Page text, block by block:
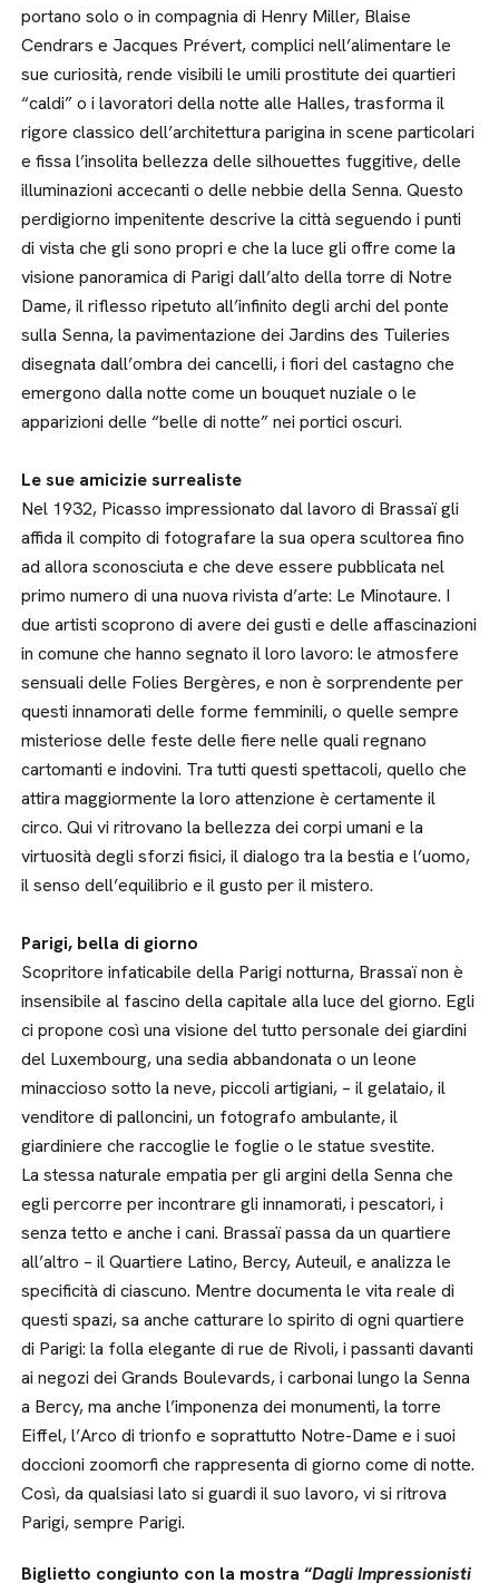
portano solo o in compagnia di Henry Miller, Blaise
Cendrars e Jacques Prévert, complici nell’alimentare le
sue curiosità, rende visibili le umili prostitute dei quartieri
“caldi” o i lavoratori della notte alle Halles, trasforma il
rigore classico dell’architettura parigina in scene particolari
e fissa l’insolita bellezza delle silhouettes fuggitive, delle
illuminazioni accecanti o delle nebbie della Senna. Questo
perdigiorno impenitente descrive la città seguendo i punti
di vista che gli sono propri e che la luce gli offre come la
visione panoramica di Parigi dall’alto della torre di Notre
Dame, il riflesso ripetuto all’infinito degli archi del ponte
sulla Senna, la pavimentazione dei Jardins des Tuileries
disegnata dall’ombra dei cancelli, i fiori del castagno che
emergono dalla notte come un bouquet nuziale o le
apparizioni delle “belle di notte” nei portici oscuri.
Le sue amicizie surrealiste
Nel 1932, Picasso impressionato dal lavoro di Brassaï gli
affida il compito di fotografare la sua opera scultorea fino
ad allora sconosciuta e che deve essere pubblicata nel
primo numero di una nuova rivista d’arte: Le Minotaure. I
due artisti scoprono di avere dei gusti e delle affascinazioni
in comune che hanno segnato il loro lavoro: le atmosfere
sensuali delle Folies Bergères, e non è sorprendente per
questi innamorati delle forme femminili, o quelle sempre
misteriose delle feste delle fiere nelle quali regnano
cartomanti e indovini. Tra tutti questi spettacoli, quello che
attira maggiormente la loro attenzione è certamente il
circo. Qui vi ritrovano la bellezza dei corpi umani e la
virtuosità degli sforzi fisici, il dialogo tra la bestia e l’uomo,
il senso dell’equilibrio e il gusto per il mistero.
Parigi, bella di giorno
Scopritore infaticabile della Parigi notturna, Brassaï non è
insensibile al fascino della capitale alla luce del giorno. Egli
ci propone così una visione del tutto personale dei giardini
del Luxembourg, una sedia abbandonata o un leone
minaccioso sotto la neve, piccoli artigiani, – il gelataio, il
venditore di palloncini, un fotografo ambulante, il
giardiniere che raccoglie le foglie o le statue svestite.
La stessa naturale empatia per gli argini della Senna che
egli percorre per incontrare gli innamorati, i pescatori, i
senza tetto e anche i cani. Brassaï passa da un quartiere
all’altro – il Quartiere Latino, Bercy, Auteuil, e analizza le
specificità di ciascuno. Mentre documenta le vita reale di
questi spazi, sa anche catturare lo spirito di ogni quartiere
di Parigi: la folla elegante di rue de Rivoli, i passanti davanti
ai negozi dei Grands Boulevards, i carbonai lungo la Senna
a Bercy, ma anche l’imponenza dei monumenti, la torre
Eiffel, l’Arco di trionfo e soprattutto Notre-Dame e i suoi
doccioni zoomorfi che rappresenta di giorno come di notte.
Così, da qualsiasi lato si guardi il suo lavoro, vi si ritrova
Parigi, sempre Parigi.
Biglietto congiunto con la mostra “Dagli Impressionisti